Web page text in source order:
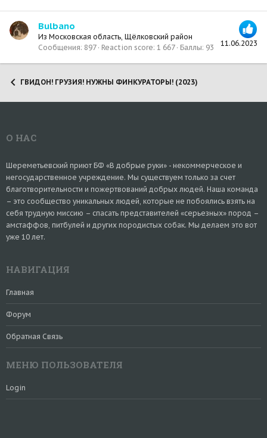
11.06.2023
Bulbano
Из Московская область, Щёлковский район
Сообщения 897 Reaction score 1 667 Баллы 93
ГВИДОН! ГРУЗИЯ! НУЖНЫ ФИНКУРАТОРЫ! (2023)
О НАС
Шереметьевский приют БФ «В добрые руки» - некоммерческое и
негосударственное учреждение. Мы существуем только за счет
благотворительности и пожертвований добрых людей. Наша команда
– это сообщество уникальных людей, которые не побоялись взять на
себя трудную миссию – спасать представителей «серьезных» пород –
амстаффов, питбулей и других породистых собак. Мы делаем это вот
уже 10 лет.
НАВИГАЦИЯ
Главная
Форум
Обратная Связь
МЕНЮ ПОЛЬЗОВАТЕЛЯ
Login